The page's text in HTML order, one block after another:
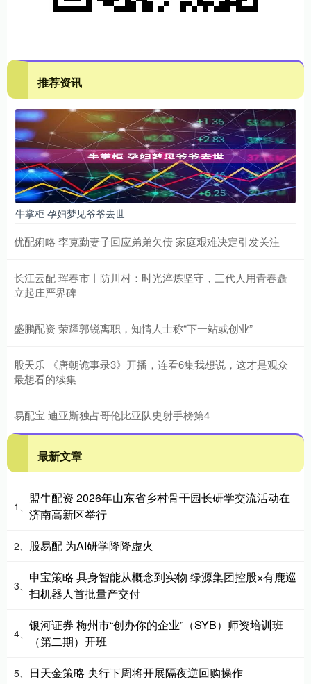
推荐资讯
牛掌柜 孕妇梦见爷爷去世
优配痢略 李克勤妻子回应弟弟欠债 家庭艰难决定引发关注
长江云配 珲春市丨防川村：时光淬炼坚守，三代人用青春矗
立起庄严界碑
盛鹏配资 荣耀郭锐离职，知情人士称“下一站或创业”
股天乐 《唐朝诡事录3》开播，连看6集我想说，这才是观众
最想看的续集
易配宝 迪亚斯独占哥伦比亚队史射手榜第4
最新文章
1、
盟牛配资 2026年山东省乡村骨干园长研学交流活动在
济南高新区举行
2、 股易配 为AI研学降降虚火
3、
申宝策略 具身智能从概念到实物 绿源集团控股×有鹿巡
扫机器人首批量产交付
4、
银河证券 梅州市“创办你的企业”（SYB）师资培训班
（第二期）开班
5、 日天金策略 央行下周将开展隔夜逆回购操作